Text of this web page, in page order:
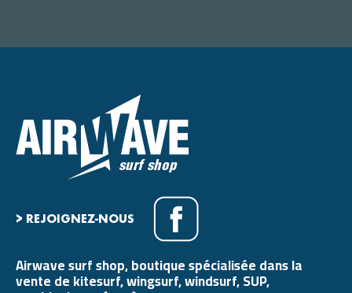
> REJOIGNEZ-NOUS
Airwave surf shop, boutique spécialisée dans la
vente de kitesurf, wingsurf, windsurf, SUP,